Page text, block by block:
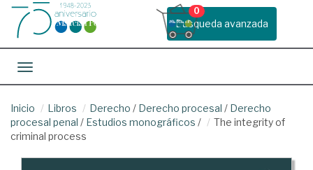
Busqueda avanzada
0
Toggle navigation
Inicio Libros Derecho / Derecho procesal / Derecho
procesal penal / Estudios monográficos /
The integrity of
criminal process